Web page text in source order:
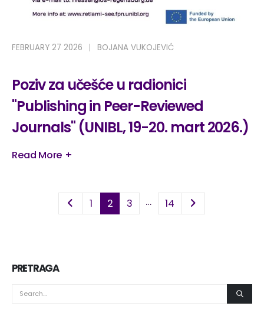
FEBRUARY 27 2026 BOJANA VUKOJEVIĆ
Poziv za učešće u radionici
"Publishing in Peer-Reviewed
Journals" (UNIBL, 19-20. mart 2026.)
Read More +
1 2 3 … 14
PRETRAGA